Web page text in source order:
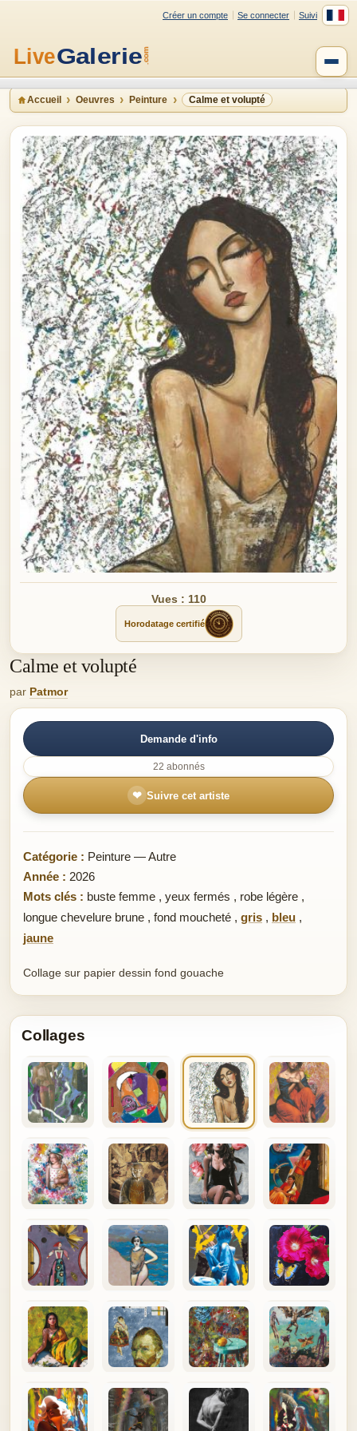
Créer un compte Se connecter Suivi
Accueil Oeuvres Peinture Calme et volupté
Vues : 110
Horodatage certifié
Calme et volupté
par Patmor
Demande d'info
22 abonnés
❤ Suivre cet artiste
Catégorie : Peinture — Autre
Année : 2026
Mots clés : buste femme , yeux fermés , robe légère ,
longue chevelure brune , fond moucheté , gris , bleu ,
jaune
Collage sur papier dessin fond gouache
Collages